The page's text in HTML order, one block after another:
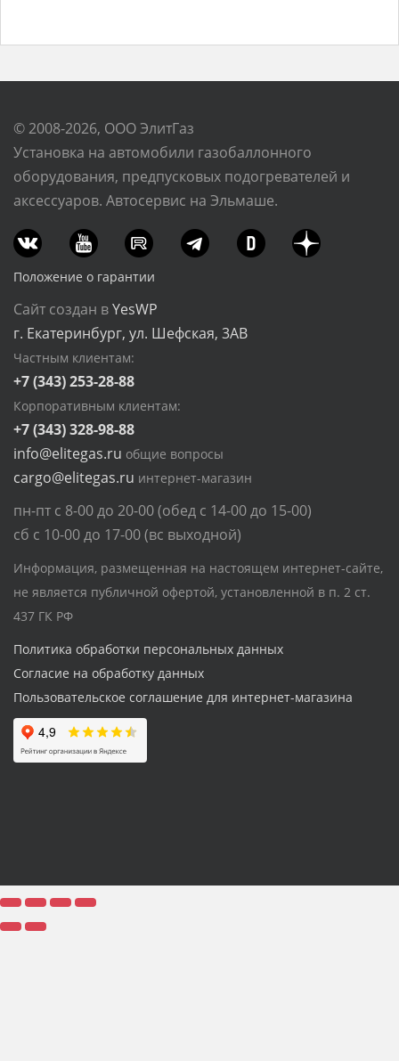
© 2008-2026, ООО ЭлитГаз
Установка на автомобили газобаллонного
оборудования, предпусковых подогревателей и
аксессуаров. Автосервис на Эльмаше.
Положение о гарантии
Сайт создан вYesWP
г. Екатеринбург, ул. Шефская, 3АВ
Частным клиентам:
+7 (343) 253-28-88
Корпоративным клиентам:
+7 (343) 328-98-88
info@elitegas.ru общие вопросы
cargo@elitegas.ru интернет-магазин
пн-пт с 8-00 до 20-00 (обед с 14-00 до 15-00)
сб с 10-00 до 17-00 (вс выходной)
Информация, размещенная на настоящем интернет-сайте,
не является публичной офертой, установленной в п. 2 ст.
437 ГК РФ
Политика обработки персональных данных
Согласие на обработку данных
Пользовательское соглашение для интернет-магазина